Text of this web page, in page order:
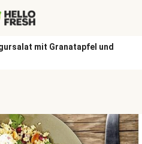
mit Granatapfel und